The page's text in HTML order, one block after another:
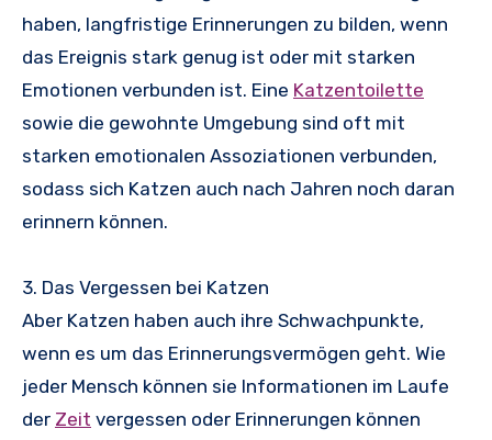
haben, langfristige Erinnerungen zu bilden, wenn
das Ereignis stark genug ist oder mit starken
Emotionen verbunden ist. Eine Katzentoilette
sowie die gewohnte Umgebung sind oft mit
starken emotionalen Assoziationen verbunden,
sodass sich Katzen auch nach Jahren noch daran
erinnern können.
3. Das Vergessen bei Katzen
Aber Katzen haben auch ihre Schwachpunkte,
wenn es um das Erinnerungsvermögen geht. Wie
jeder Mensch können sie Informationen im Laufe
der Zeit vergessen oder Erinnerungen können